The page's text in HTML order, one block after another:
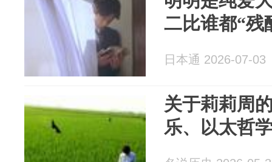
二比谁都“残
日本通 2026-07-03
关于莉莉周
乐、以太哲